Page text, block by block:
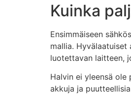
Kuinka
Ensimmäiseen
mallia.
luotettavan laitteen,
Halvin ei yleensä
akkuja ja